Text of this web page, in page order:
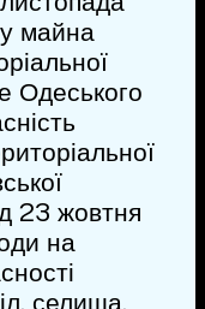
майна
Одеського
23 жовтня
на